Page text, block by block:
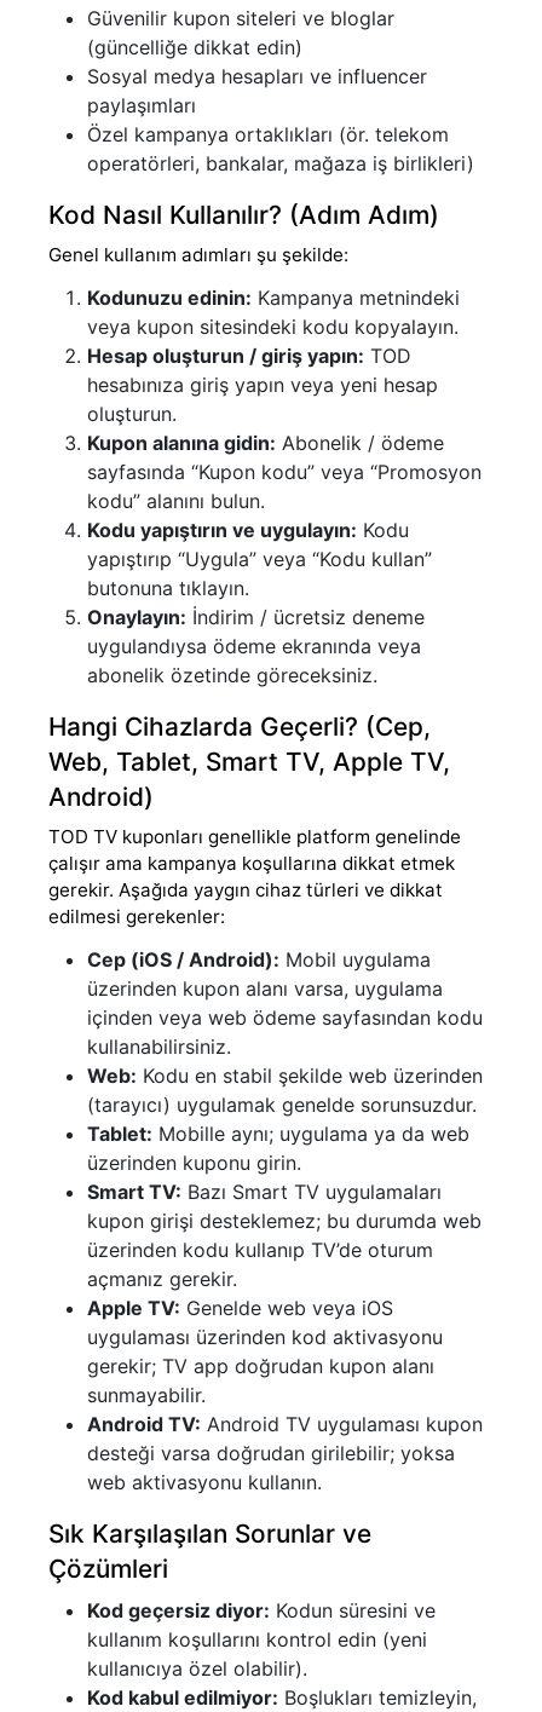
Güvenilir kupon siteleri ve bloglar
(güncelliğe dikkat edin)
Sosyal medya hesapları ve influencer
paylaşımları
Özel kampanya ortaklıkları (ör. telekom
operatörleri, bankalar, mağaza iş birlikleri)
Kod Nasıl Kullanılır? (Adım Adım)
Genel kullanım adımları şu şekilde:
Kodunuzu edinin: Kampanya metnindeki
veya kupon sitesindeki kodu kopyalayın.
Hesap oluşturun / giriş yapın: TOD
hesabınıza giriş yapın veya yeni hesap
oluşturun.
Kupon alanına gidin: Abonelik / ödeme
sayfasında “Kupon kodu” veya “Promosyon
kodu” alanını bulun.
Kodu yapıştırın ve uygulayın: Kodu
yapıştırıp “Uygula” veya “Kodu kullan”
butonuna tıklayın.
Onaylayın: İndirim / ücretsiz deneme
uygulandıysa ödeme ekranında veya
abonelik özetinde göreceksiniz.
Hangi Cihazlarda Geçerli? (Cep,
Web, Tablet, Smart TV, Apple TV,
Android)
TOD TV kuponları genellikle platform genelinde
çalışır ama kampanya koşullarına dikkat etmek
gerekir. Aşağıda yaygın cihaz türleri ve dikkat
edilmesi gerekenler:
Cep (iOS / Android): Mobil uygulama
üzerinden kupon alanı varsa, uygulama
içinden veya web ödeme sayfasından kodu
kullanabilirsiniz.
Web: Kodu en stabil şekilde web üzerinden
(tarayıcı) uygulamak genelde sorunsuzdur.
Tablet: Mobille aynı; uygulama ya da web
üzerinden kuponu girin.
Smart TV: Bazı Smart TV uygulamaları
kupon girişi desteklemez; bu durumda web
üzerinden kodu kullanıp TV’de oturum
açmanız gerekir.
Apple TV: Genelde web veya iOS
uygulaması üzerinden kod aktivasyonu
gerekir; TV app doğrudan kupon alanı
sunmayabilir.
Android TV: Android TV uygulaması kupon
desteği varsa doğrudan girilebilir; yoksa
web aktivasyonu kullanın.
Sık Karşılaşılan Sorunlar ve
Çözümleri
Kod geçersiz diyor: Kodun süresini ve
kullanım koşullarını kontrol edin (yeni
kullanıcıya özel olabilir).
Kod kabul edilmiyor: Boşlukları temizleyin,